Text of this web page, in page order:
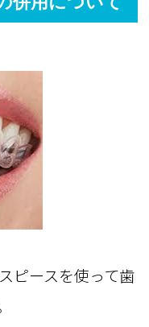
ピースを使って歯